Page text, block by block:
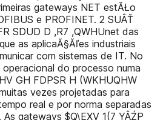
gateways NET estĂŁo
e PROFINET. 2 SUÂŤ
SDUD D ,R7 ,QWHUnet das
as aplicaĂ§Ăľes industriais
com sistemas de IT. No
do processo numa
GH FDPSR H (WKHUQHW
vezes projetadas para
real e por norma separadas
gateways $Q\EXV 1(7 YÂŹP